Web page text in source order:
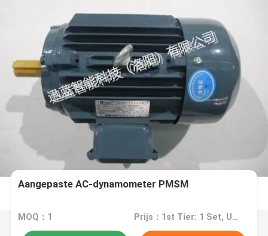
Aangepaste AC-dynamometer PMSM
MOQ：1 Prijs：1st Tier: 1 Set, Unit Price USD 3.00 2nd Tier: 2-5 Sets, Unit Price USD 2.00 3rd Tier: Over 5 Sets, Unit Price USD 1.00